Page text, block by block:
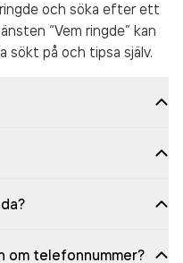
och söka efter ett
“Vem ringde” kan
sökt på och tipsa själv.
om telefonnummer?